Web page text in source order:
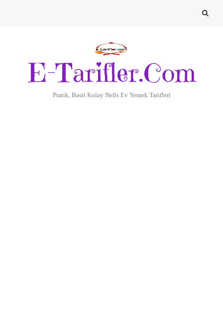
E-Tarifler.Com
Pratik, Basit Kolay Nefis Ev Yemek Tarifleri